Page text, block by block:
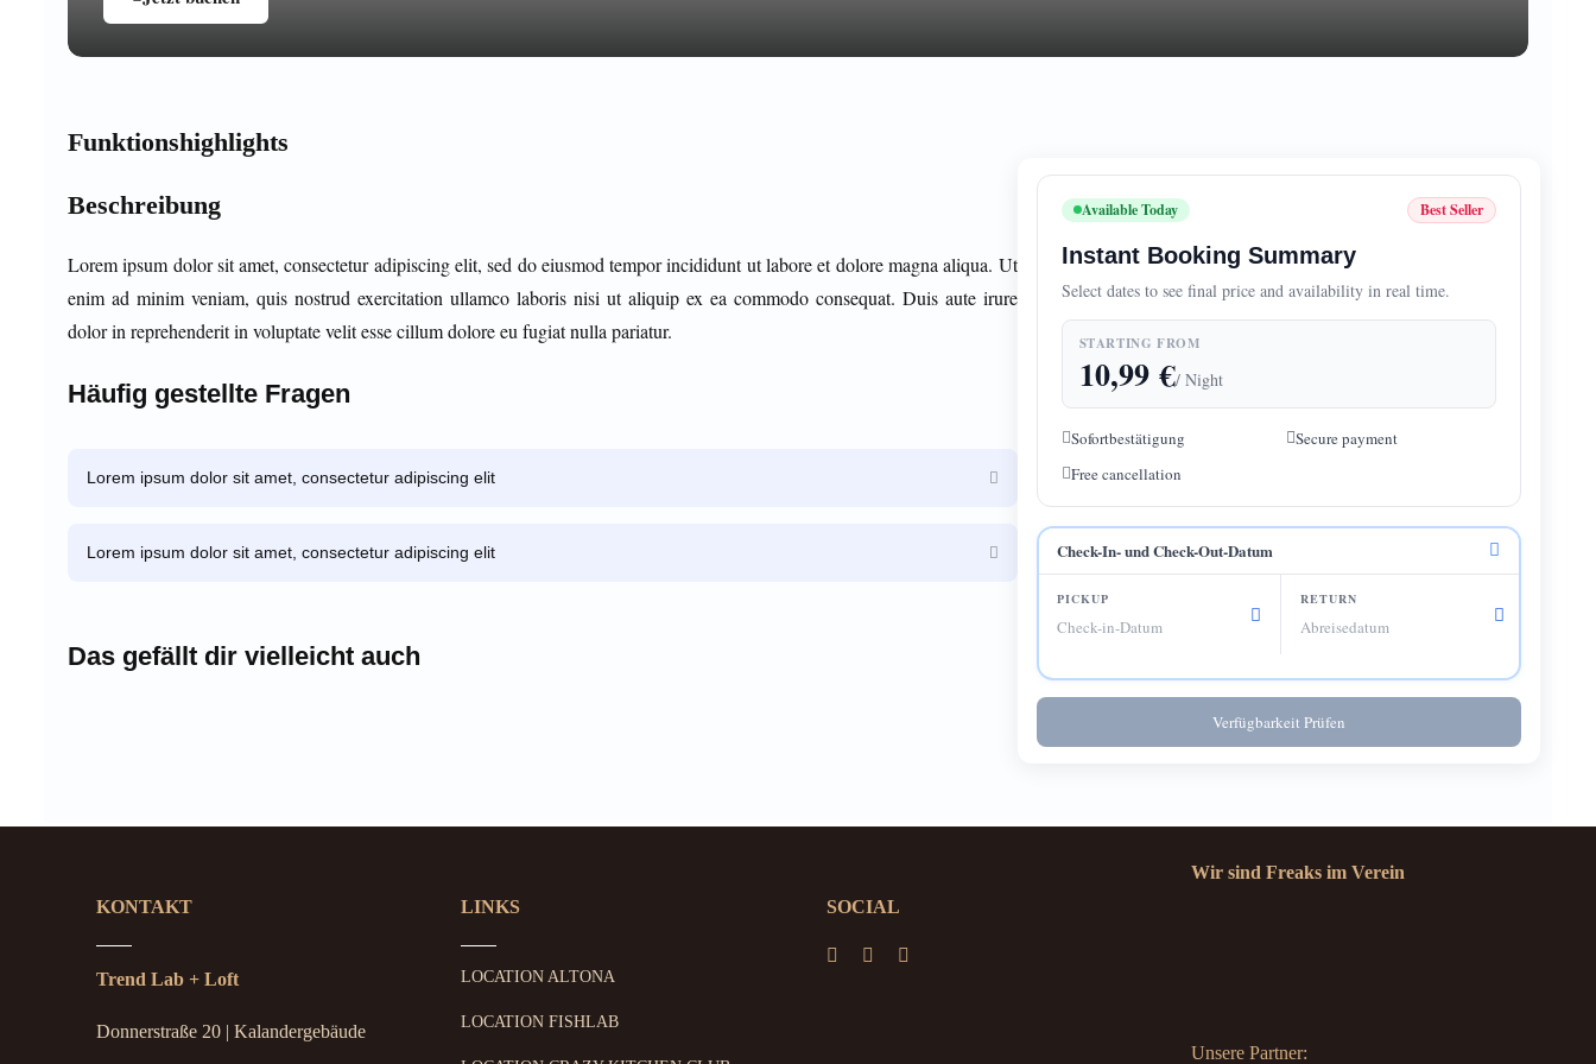
Available Today Best Seller
Instant Booking Summary
Select dates to see final price and availability in real time.
STARTING FROM
10,99€/ Night
Sofortbestätigung
Secure payment
Free cancellation
Check-In- und Check-Out-Datum
Verfügbarkeit Prüfen
Funktionshighlights
Beschreibung
Lorem ipsum dolor sit amet, consectetur adipiscing elit, sed do eiusmod tempor incididunt ut labore et dolore magna aliqua. Ut
enim ad minim veniam, quis nostrud exercitation ullamco laboris nisi ut aliquip ex ea commodo consequat. Duis aute irure
dolor in reprehenderit in voluptate velit esse cillum dolore eu fugiat nulla pariatur.
Häufig gestellte Fragen
Lorem ipsum dolor sit amet, consectetur adipiscing elit
Lorem ipsum dolor sit amet, consectetur adipiscing elit
Das gefällt dir vielleicht auch
KONTAKT
Trend Lab + Loft
Donnerstraße 20 | Kalandergebäude
LINKS
LOCATION ALTONA
LOCATION FISHLAB
SOCIAL
Wir sind Freaks im Verein
Unsere Partner: